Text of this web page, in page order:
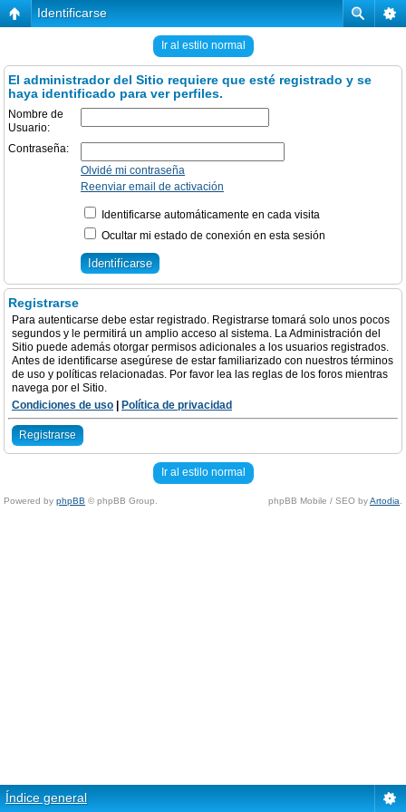
Identificarse
Ir al estilo normal
El administrador del Sitio requiere que esté registrado y se
haya identificado para ver perfiles.
Nombre de
Usuario:
Contraseña:
Olvidé mi contraseña
Reenviar email de activación
Identificarse automáticamente en cada visita
Ocultar mi estado de conexión en esta sesión
Registrarse
Para autenticarse debe estar registrado. Registrarse tomará solo unos pocos
segundos y le permitirá un amplio acceso al sistema. La Administración del
Sitio puede además otorgar permisos adicionales a los usuarios registrados.
Antes de identificarse asegúrese de estar familiarizado con nuestros términos
de uso y políticas relacionadas. Por favor lea las reglas de los foros mientras
navega por el Sitio.
Condiciones de uso
Política de privacidad
Registrarse
Ir al estilo normal
Powered by phpBB © phpBB Group. phpBB Mobile / SEO byArtodia
Índice general